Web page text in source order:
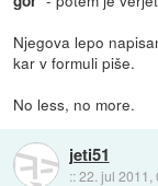
Njegova lepo
kar v formuli piše.
No less, no more.
jeti51
::22. jul 2011,